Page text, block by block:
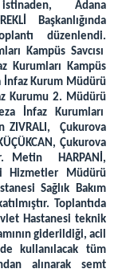
istinaden, Adana
Başkanlığında
düzenlendi.
Kampüs Savcısı
Kurumları Kampüs
İnfaz Kurum Müdürü
Kurumu 2. Müdürü
İnfaz Kurumları
ZIVRALI, Çukurova
Çukurova
Metin HARPANİ,
Hizmetler Müdürü
Sağlık Bakım
Toplantıda
Hastanesi teknik
giderildiği, acil
kullanılacak tüm
alınarak semt